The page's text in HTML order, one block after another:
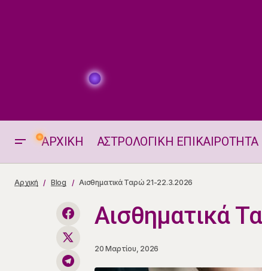
ΑΡΧΙΚΗ ΑΣΤΡΟΛΟΓΙΚΗ ΕΠΙΚΑΙΡΟΤΗΤΑ
Η ΘΕΣΗ ΚΑΙ ΟΙ ΗΜΕΡΗΣΙΕΣ ΟΨΕΙΣ
ΤΗΣ ΣΕΛΗΝΗΣ 21-22.3.2026
Αρχική Blog Αισθηματικά Ταρώ 21-22.3.2026
Αισθηματικά
20 Μαρτίου, 2026